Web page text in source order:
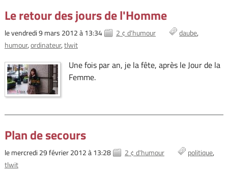
Le retour des jours de l'Homme
le vendredi 9 mars 2012 à 13:34 2 ¢ d'humour
daube
humour ordinateur tlwit
Une fois par an, je la fête, après le Jour de la
Femme.
Plan de secours
le mercredi 29 février 2012 à 13:28 2 ¢ d'humour
politique
tlwit